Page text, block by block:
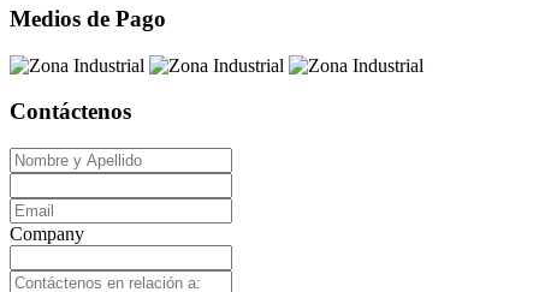
Medios de Pago
Contáctenos
Company